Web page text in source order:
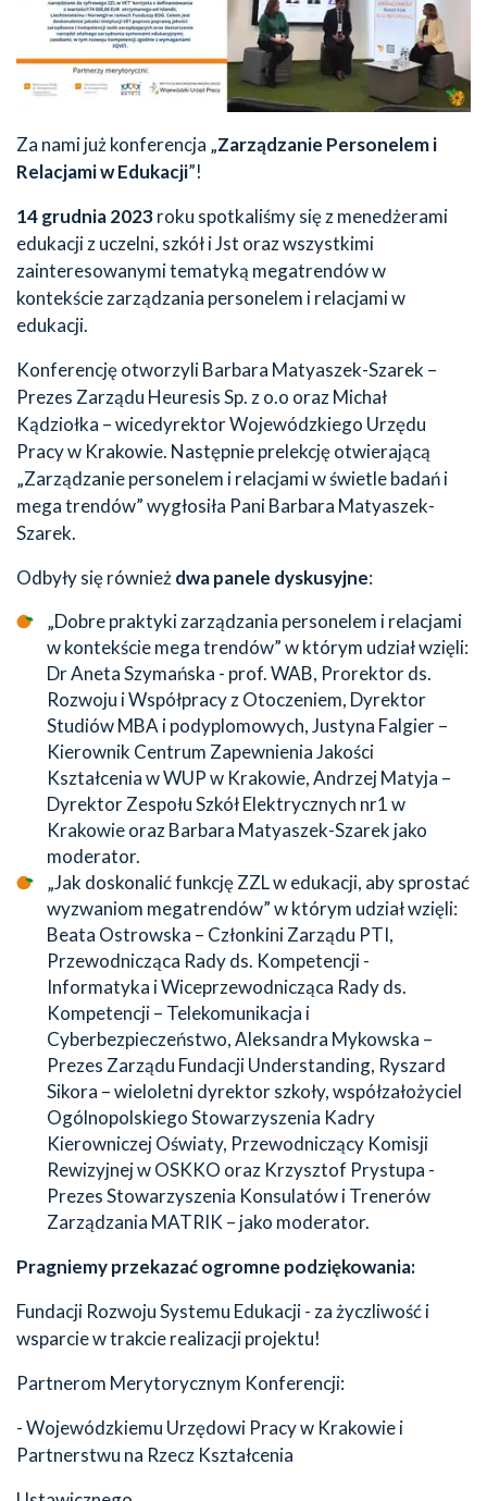
Za nami już konferencja „Zarządzanie Personelem i
RelacjamiwEdukacji”!
14 grudnia 2023roku spotkaliśmy się z menedżerami
edukacji z uczelni, szkół i Jst oraz wszystkimi
zainteresowanymi tematyką megatrendów w
kontekście zarządzania personelem i relacjami w
edukacji.
Konferencję otworzyli Barbara Matyaszek-Szarek –
Prezes Zarządu Heuresis Sp. z o.o oraz Michał
Kądziołka – wicedyrektor Wojewódzkiego Urzędu
Pracy w Krakowie. Następnie prelekcję otwierającą
„Zarządzanie personelem i relacjami w świetle badań i
mega trendów” wygłosiła Pani Barbara Matyaszek-
Szarek.
Odbyły się równieżdwa panele dyskusyjne:
„Dobre praktyki zarządzania personelem i relacjami
w kontekście mega trendów” w którym udział wzięli:
Dr Aneta Szymańska - prof. WAB, Prorektor ds.
Rozwoju i Współpracy z Otoczeniem, Dyrektor
Studiów MBA i podyplomowych, Justyna Falgier –
Kierownik Centrum Zapewnienia Jakości
Kształcenia w WUP w Krakowie, Andrzej Matyja –
Dyrektor Zespołu Szkół Elektrycznych nr1 w
Krakowie oraz Barbara Matyaszek-Szarek jako
moderator.
„Jak doskonalić funkcję ZZL w edukacji, aby sprostać
wyzwaniom megatrendów” w którym udział wzięli:
Beata Ostrowska – Członkini Zarządu PTI,
Przewodnicząca Rady ds. Kompetencji -
Informatyka i Wiceprzewodnicząca Rady ds.
Kompetencji – Telekomunikacja i
Cyberbezpieczeństwo, Aleksandra Mykowska –
Prezes Zarządu Fundacji Understanding, Ryszard
Sikora – wieloletni dyrektor szkoły, współzałożyciel
Ogólnopolskiego Stowarzyszenia Kadry
Kierowniczej Oświaty, Przewodniczący Komisji
Rewizyjnej w OSKKO oraz Krzysztof Prystupa -
Prezes Stowarzyszenia Konsulatów i Trenerów
Zarządzania MATRIK – jako moderator.
Pragniemy przekazać ogromne podziękowania:
Fundacji Rozwoju Systemu Edukacji - za życzliwość i
wsparcie w trakcie realizacji projektu!
Partnerom Merytorycznym Konferencji:
- Wojewódzkiemu Urzędowi Pracy w Krakowie i
Partnerstwu na Rzecz Kształcenia